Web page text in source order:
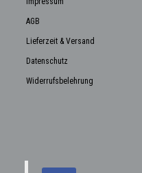
AGB
Lieferzeit & Versand
Datenschutz
Widerrufsbelehrung